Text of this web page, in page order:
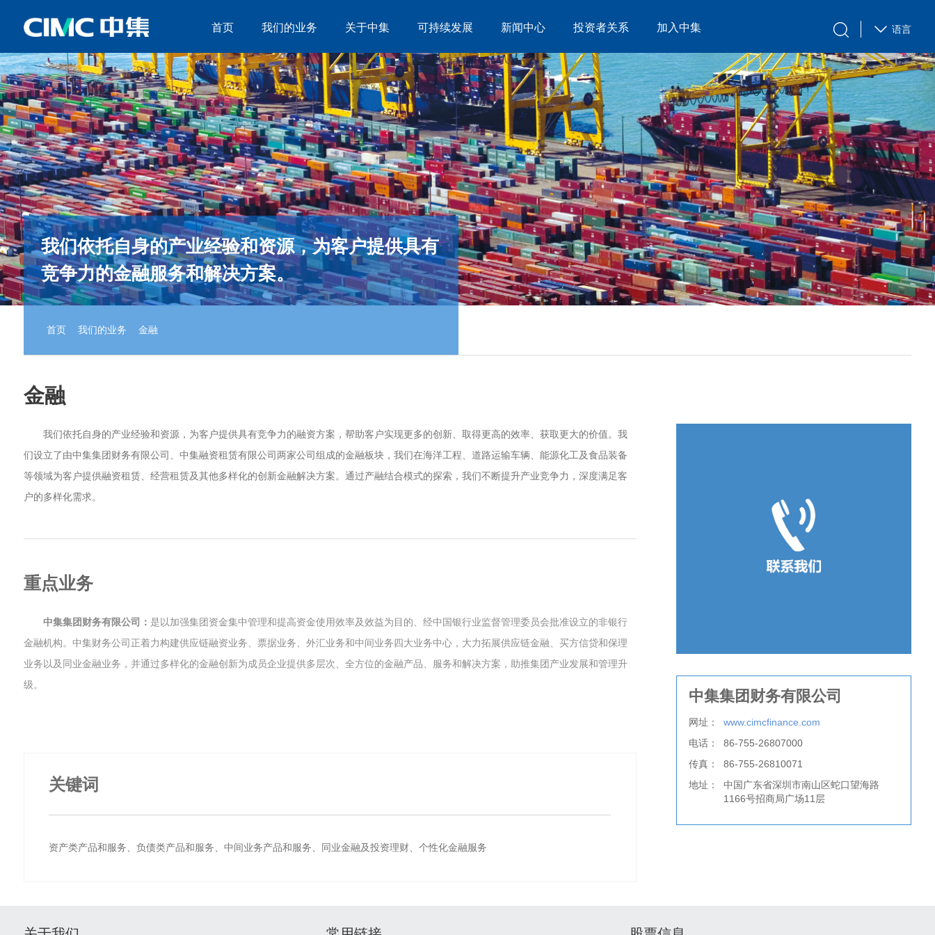
语言
首页 我们的业务 关于中集 可持续发展 新闻中心 投资者关系 加入中集
首页
我们的业务
关于中集
新闻中心
投资者关系
我们依托自身的产业经验和资源，为客户提供具有
竞争力的金融服务和解决方案。
首页 我们的业务 金融
金融
我们依托自身的产业经验和资源，为客户提供具有竞争力的融资方案，帮助客户实现更多的创新、取得更高的效率、获取更大的价值。我
们设立了由中集集团财务有限公司、中集融资租赁有限公司两家公司组成的金融板块，我们在海洋工程、道路运输车辆、能源化工及食品装备
等领域为客户提供融资租赁、经营租赁及其他多样化的创新金融解决方案。通过产融结合模式的探索，我们不断提升产业竞争力，深度满足客
户的多样化需求。
重点业务
中集集团财务有限公司： 是以加强集团资金集中管理和提高资金使用效率及效益为目的、经中国银行业监督管理委员会批准设立的非银行
金融机构。中集财务公司正着力构建供应链融资业务、票据业务、外汇业务和中间业务四大业务中心，大力拓展供应链金融、买方信贷和保理
业务以及同业金融业务，并通过多样化的金融创新为成员企业提供多层次、全方位的金融产品、服务和解决方案，助推集团产业发展和管理升
级。
关键词
资产类产品和服务、负债类产品和服务、中间业务产品和服务、同业金融及投资理财、个性化金融服务
中集集团财务有限公司
网址：
www.cimcfinance.com
电话：
86-755-26807000
传真：
86-755-26810071
地址：
中国广东省深圳市南山区蛇口望海路
1166号招商局广场11层